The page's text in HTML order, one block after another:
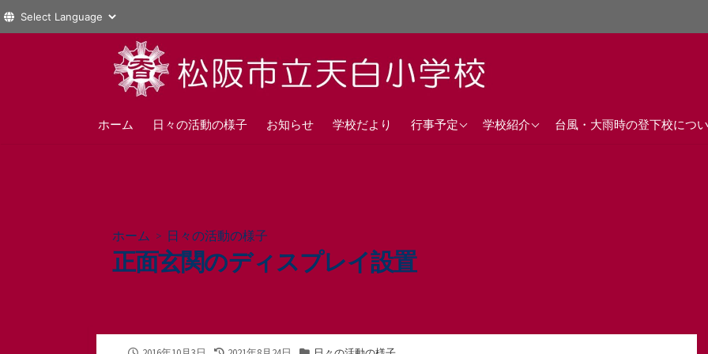
ホーム 日々の活動の様子 お知らせ 学校だより 行事予定
直近の行事予定学校紹介
沿革
台風・大雨時の登下校につ
ホーム > 日々の活動の様子
正面玄関のディスプレイ設置
公
最
カ